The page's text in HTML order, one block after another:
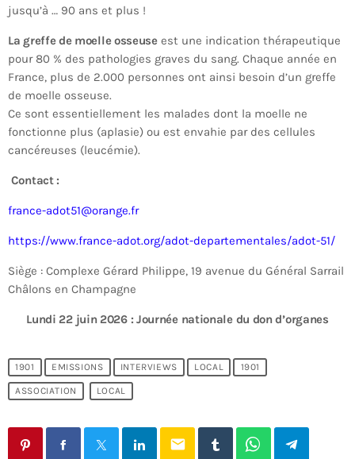
jusqu’à … 90 ans et plus !
La greffe de moelle osseuseest une indication thérapeutique
pour 80 % des pathologies graves du sang. Chaque année en
France, plus de 2.000 personnes ont ainsi besoin d’un greffe
de moelle osseuse.
Ce sont essentiellement les malades dont la moelle ne
fonctionne plus (aplasie) ou est envahie par des cellules
cancéreuses (leucémie).
Contact :
france-adot51@orange.fr
https://www.france-adot.org/adot-departementales/adot-51/
Siège : Complexe Gérard Philippe, 19 avenue du Général Sarrail
Châlons en Champagne
Lundi 22 juin 2026 : Journée nationale du don d’organes
1901 EMISSIONS INTERVIEWS LOCAL 1901
ASSOCIATION LOCAL
email